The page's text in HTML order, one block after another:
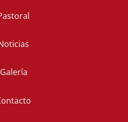
Galería